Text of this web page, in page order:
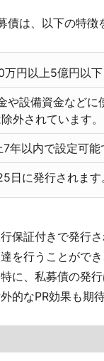
債は、以下の特徴
円以上5億円以下
や設備資金などに
外されています。
年以内で設定可能
日に発行されます
保証付きで発行
を行うことがで
に、私募債の発
的なPR効果も期